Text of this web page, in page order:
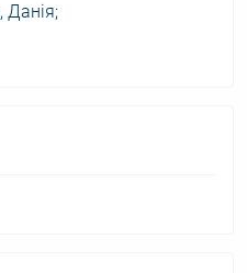
, Данія;